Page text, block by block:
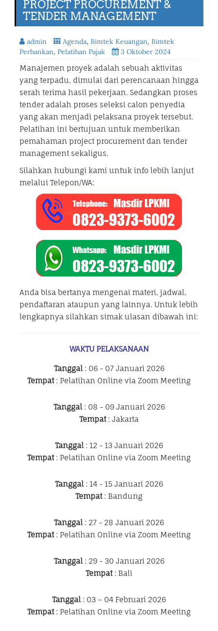
PROJECT PROCUREMENT &
TENDER MANAGEMENT
admin Agenda, Bimtek Keuangan, Bimtek
Perbankan, Pelatihan Pajak 3 Oktober 2024
Manajemen proyek adalah sebuah aktivitas
yang terpadu, dimulai dari perencanaan hingga
serah terima hasil pekerjaan. Sedangkan proses
tender adalah proses seleksi calon penyedia
yang akan menjadi pelaksana proyek tersebut.
Pelatihan ini bertujuan untuk memberikan
pemahaman project procurement dan tender
management sekaligus.
Silahkan hubungi kami untuk info lebih lanjut
melalui Telepon/WA:
Anda bisa bertanya mengenai materi, jadwal,
pendaftaran ataupun yang lainnya. Untuk lebih
lengkapnya silahkan simak ulasan dibawah ini:
WAKTU PELAKSANAAN
Tanggal: 06 - 07 Januari 2026
Tempat: Pelatihan Online via Zoom Meeting
Tanggal: 08 - 09 Januari 2026
Tempat: Jakarta
Tanggal : 12 - 13 Januari 2026
Tempat: Pelatihan Online via Zoom Meeting
Tanggal : 14 - 15 Januari 2026
Tempat: Bandung
Tanggal : 27 - 28 Januari 2026
Tempat: Pelatihan Online via Zoom Meeting
Tanggal: 29 - 30 Januari 2026
Tempat: Bali
Tanggal : 03 – 04 Februari 2026
Tempat: Pelatihan Online via Zoom Meeting